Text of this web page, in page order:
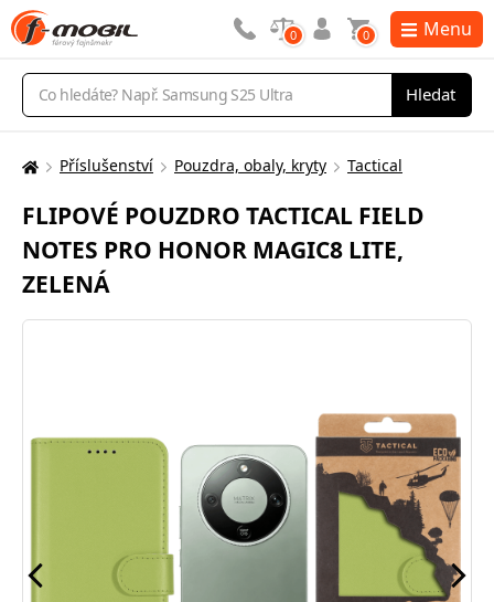
Vyhledávání
Hledat
0 0 Menu
Zde
nacházíte:
Příslušenství Pouzdra, obaly, kryty Tactical
FLIPOVÉ POUZDRO TACTICAL FIELD
NOTES PRO HONOR MAGIC8 LITE,
ZELENÁ